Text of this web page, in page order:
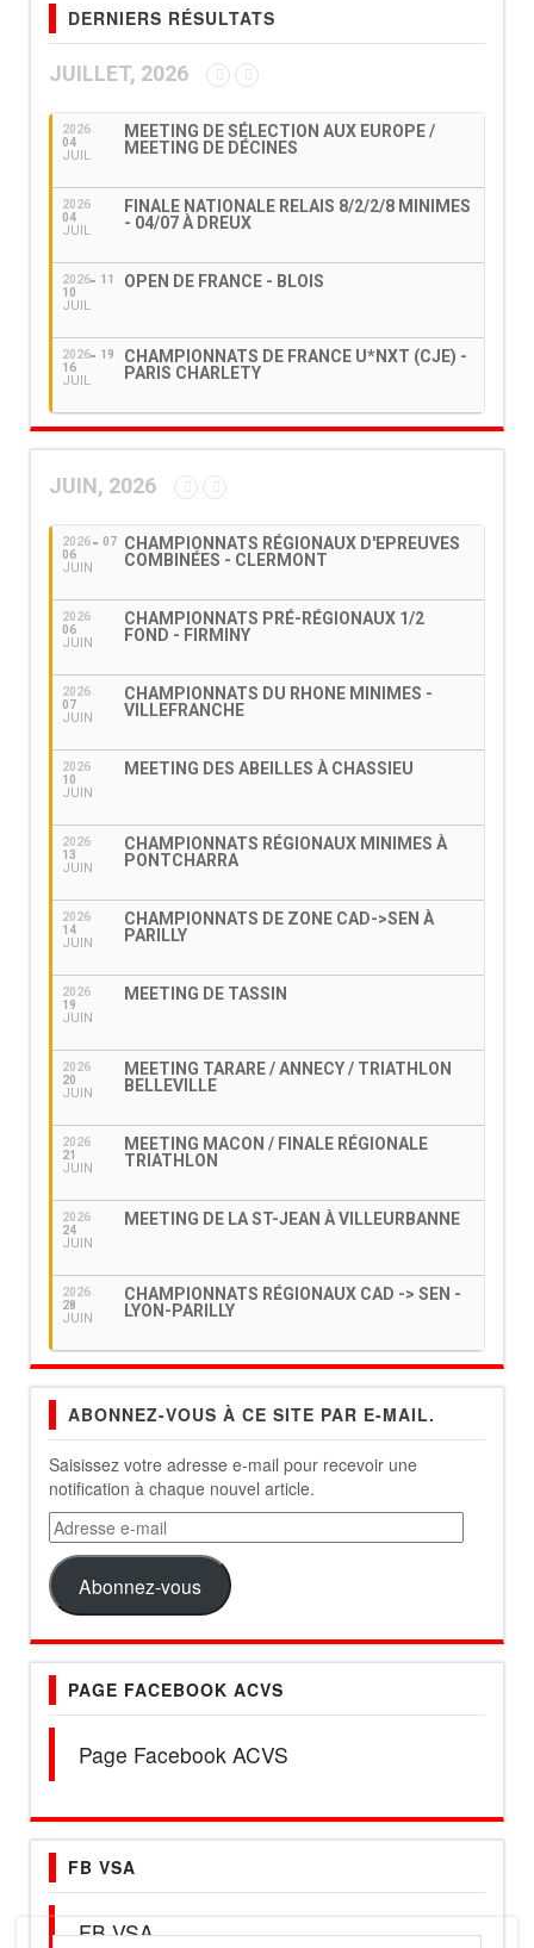
DERNIERS RÉSULTATS
JUILLET, 2026
2026
04
JUIL
MEETING DE SÉLECTION AUX EUROPE /
MEETING DE DÉCINES
2026
04
JUIL
FINALE NATIONALE RELAIS 8/2/2/8 MINIMES
- 04/07 À DREUX
2026
10
JUIL
11 OPEN DE FRANCE - BLOIS
2026
16
JUIL
19
CHAMPIONNATS DE FRANCE U*NXT (CJE) -
PARIS CHARLETY
JUIN, 2026
2026
06
JUIN
07
CHAMPIONNATS RÉGIONAUX D'EPREUVES
COMBINÉES - CLERMONT
2026
06
JUIN
CHAMPIONNATS PRÉ-RÉGIONAUX 1/2
FOND - FIRMINY
2026
07
JUIN
CHAMPIONNATS DU RHONE MINIMES -
VILLEFRANCHE
2026
10
JUIN
MEETING DES ABEILLES À CHASSIEU
2026
13
JUIN
CHAMPIONNATS RÉGIONAUX MINIMES À
PONTCHARRA
2026
14
JUIN
CHAMPIONNATS DE ZONE CAD->SEN À
PARILLY
2026
19
JUIN
MEETING DE TASSIN
2026
20
JUIN
MEETING TARARE / ANNECY / TRIATHLON
BELLEVILLE
2026
21
JUIN
MEETING MACON / FINALE RÉGIONALE
TRIATHLON
2026
24
JUIN
MEETING DE LA ST-JEAN À VILLEURBANNE
2026
28
JUIN
CHAMPIONNATS RÉGIONAUX CAD -> SEN -
LYON-PARILLY
ABONNEZ-VOUS À CE SITE PAR E-MAIL.
Saisissez votre adresse e-mail pour recevoir une
notification à chaque nouvel article.
Adresse
e-
mail
Abonnez-vous
PAGE FACEBOOK ACVS
Page Facebook ACVS
FB VSA
FB VSA